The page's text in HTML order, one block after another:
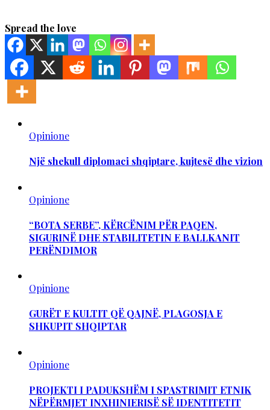
Spread the love
Opinione
Një shekull diplomaci shqiptare, kujtesë dhe vizion
Opinione
“BOTA SERBE”, KËRCËNIM PËR PAQEN,
SIGURINË DHE STABILITETIN E BALLKANIT
PERËNDIMOR
Opinione
GURËT E KULTIT QË QAJNË, PLAGOSJA E
SHKUPIT SHQIPTAR
Opinione
PROJEKTI I PADUKSHËM I SPASTRIMIT ETNIK
NËPËRMJET INXHINIERISË SË IDENTITETIT